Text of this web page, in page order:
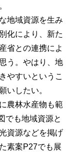
地域資源を生み
化により、新た
省との連携によ
う。やはり、地
やすいというこ
いしたい。
農林水産物も範
でも地域資源と
資源などを掲げ
素案P27でも展